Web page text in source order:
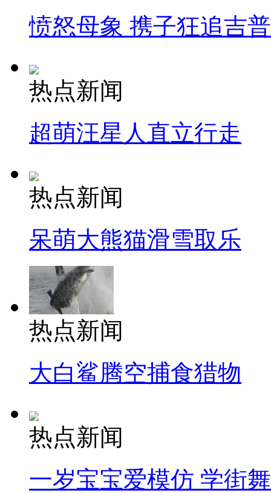
愤怒母象 携子狂追吉
热点新闻
超萌汪星人直立行走
热点新闻
呆萌大熊猫滑雪取乐
热点新闻
大白鲨腾空捕食猎物
热点新闻
一岁宝宝爱模仿 学街